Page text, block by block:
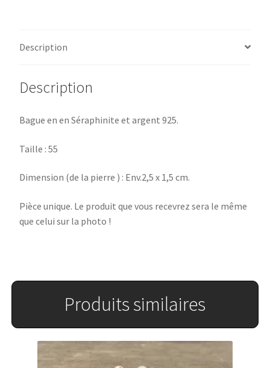
Description
Description
Bague en en Séraphinite et argent 925.
Taille : 55
Dimension (de la pierre ) : Env.2,5 x 1,5 cm.
Pièce unique. Le produit que vous recevrez sera le même
que celui sur la photo !
Produits similaires